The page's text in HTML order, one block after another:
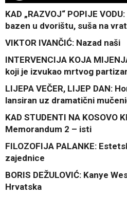
KAD „RAZVOJ“ POPIJE
bazen u dvorištu, suša na
VIKTOR IVANČIĆ: Nazad naši
INTERVENCIJA KOJA
koji je izvukao mrtvog
LIJEPA VEČER, LIJEP DAN:
lansiran uz dramatični
KAD STUDENTI NA KOSOVO
Memorandum 2 – isti
FILOZOFIJA PALANKE:
zajednice
BORIS DEŽULOVIĆ: Kanye
Hrvatska